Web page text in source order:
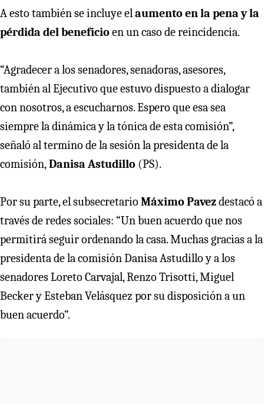
A esto también se incluye el aumento en la pena y la
pérdida del beneficio en un caso de reincidencia.
“Agradecer a los senadores, senadoras, asesores,
también al Ejecutivo que estuvo dispuesto a dialogar
con nosotros, a escucharnos. Espero que esa sea
siempre la dinámica y la tónica de esta comisión”,
señaló al termino de la sesión la presidenta de la
comisión, Danisa Astudillo (PS).
Por su parte, el subsecretario Máximo Pavezdestacó a
través de redes sociales: “Un buen acuerdo que nos
permitirá seguir ordenando la casa. Muchas gracias a la
presidenta de la comisión Danisa Astudillo y a los
senadores Loreto Carvajal, Renzo Trisotti, Miguel
Becker y Esteban Velásquez por su disposición a un
buen acuerdo”.